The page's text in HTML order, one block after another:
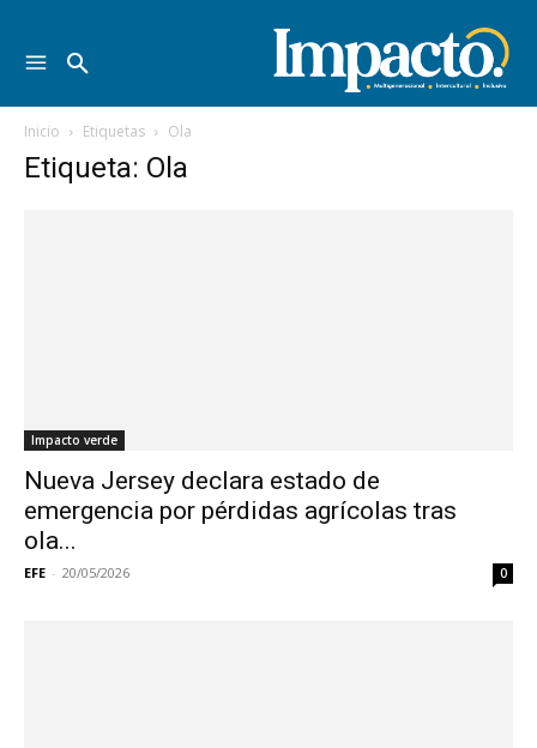
Inicio Etiquetas Ola
Etiqueta: Ola
Impacto verde
Nueva Jersey declara estado de
emergencia por pérdidas agrícolas tras
ola...
EFE - 20/05/2026 0